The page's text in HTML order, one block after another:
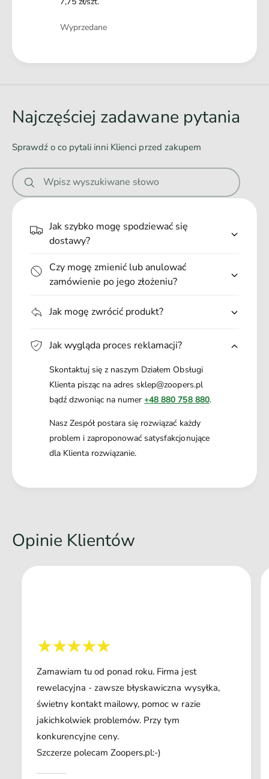
Wskazania do stosowania karmy:
Zewnątrzwydzielnicza niewydolność trzustki.
Ilość
Wyprzedane
w
i
e
Najczęściej zadawane pytania
Sprawdź o co pytali inni Klienci przed zakupem
Wpisz wyszukiwane słowo
Jak szybko mogę spodziewać się
dostawy?
Czy mogę zmienić lub anulować
zamówienie po jego złożeniu?
Jak mogę zwrócić produkt?
Jak wygląda proces reklamacji?
Skontaktuj się z naszym Działem Obsługi
Klienta pisząc na adres sklep@zoopers.pl
bądź dzwoniąc na numer+48 880 758 880.
Nasz Zespół postara się rozwiązać każdy
problem i zaproponować satysfakcjonujące
dla Klienta rozwiązanie.
Opinie Klientów
Zamawiam tu od ponad roku. Firma jest
rewelacyjna - zawsze błyskawiczna wysyłka,
świetny kontakt mailowy, pomoc w razie
jakichkolwiek problemów. Przy tym
konkurencyjne ceny.
Szczerze polecam Zoopers.pl:-)